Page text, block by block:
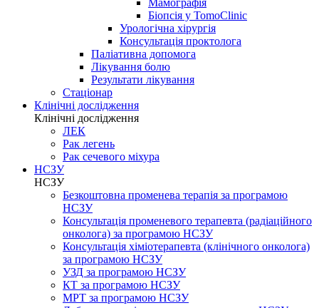
Мамографія
Біопсія у TomoClinic
Урологічна хірургія
Консультація проктолога
Паліативна допомога
Лікування болю
Результати лікування
Стаціонар
Клінічні дослідження
Клінічні дослідження
ЛЕК
Рак легень
Рак сечевого міхура
НСЗУ
НСЗУ
Безкоштовна променева терапія за програмою
НСЗУ
Консультація променевого терапевта (радіаційного
онколога) за програмою НСЗУ
Консультація хіміотерапевта (клінічного онколога)
за програмою НСЗУ
УЗД за програмою НСЗУ
КТ за програмою НСЗУ
МРТ за програмою НСЗУ